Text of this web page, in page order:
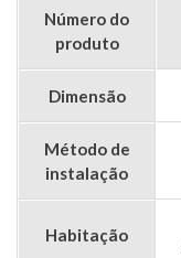
Número do
produto
Dimensão
Método de
instalação
Habitação